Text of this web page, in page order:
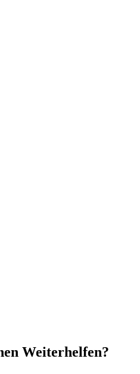
Weiterhelfen?